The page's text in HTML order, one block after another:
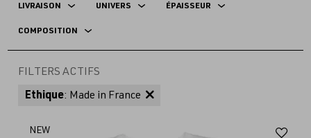
LIVRAISON UNIVERS ÉPAISSEUR
COMPOSITION
FILTERS ACTIFS
Ethique: Made in France
NEW